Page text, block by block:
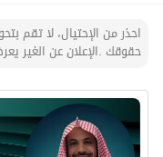
احذر من الإحتيال، لا تقم
حقوقك .الإعلان عن الغير